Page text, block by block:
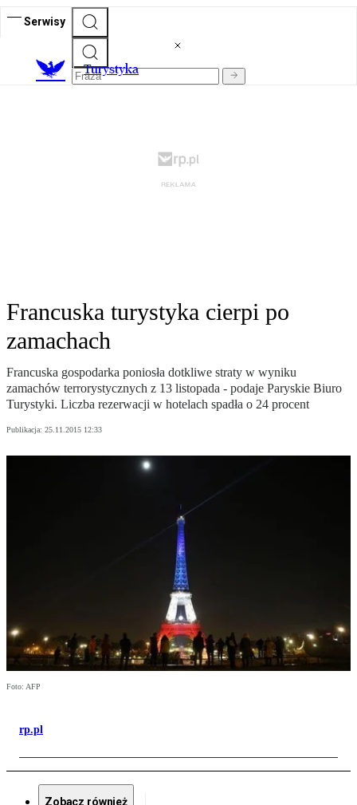
Serwisy
Turystyka
Francuska turystyka cierpi po
zamachach
Francuska gospodarka poniosła dotkliwe straty w wyniku
zamachów terrorystycznych z 13 listopada - podaje Paryskie Biuro
Turystyki. Liczba rezerwacji w hotelach spadła o 24 procent
Publikacja: 25.11.2015 12:33
Foto: AFP
rp.pl
Zobacz również